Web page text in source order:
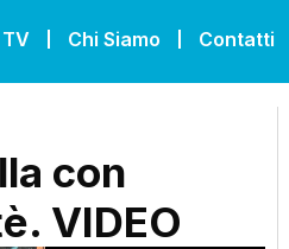
Chi Siamo Contatti
con
VIDEO